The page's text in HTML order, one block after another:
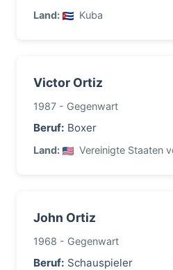
Land: Kuba
Victor Ortiz
1987 - Gegenwart
Beruf: Boxer
Land: Vereinigte Staaten
John Ortiz
1968 - Gegenwart
Beruf: Schauspieler